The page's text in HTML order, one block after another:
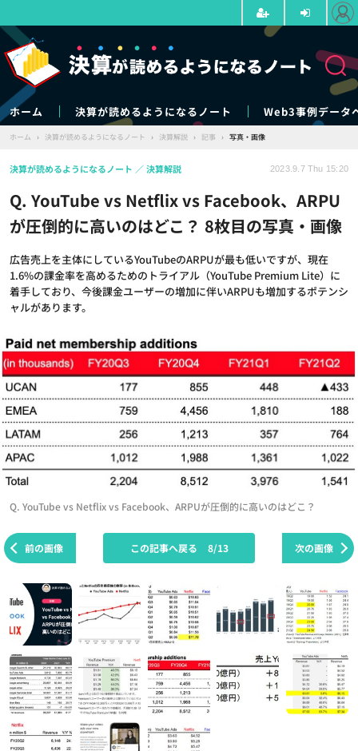
ホーム 決算が読めるようになるノート Web3事例データ
ホーム › 決算が読めるようになるノート › 決算解説 › 記事 › 写真・画像
Q. YouTube vs Netflix vs Facebook、ARPU
が圧倒的に高いのはどこ？ 8枚目の写真・画像
広告売上を主体にしているYouTubeのARPUが最も低いですが、現在
1.6%の課金率を高めるためのトライアル（YouTube Premium Lite）に
着手しており、今後課金ユーザーの増加に伴いARPUも増加するポテンシ
ャルがあります。
決算が読めるようになるノート 決算解説 2023.9.7 Thu 15:20
Q. YouTube vs Netflix vs Facebook、ARPUが圧倒的に高いのはどこ？
前の画像 次の画像
この記事へ戻る 8/13